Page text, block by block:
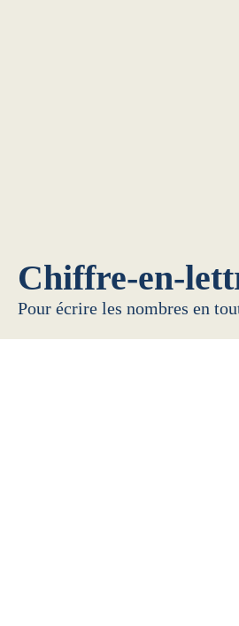
Chiffre-en-
Pour écrire les nombres en